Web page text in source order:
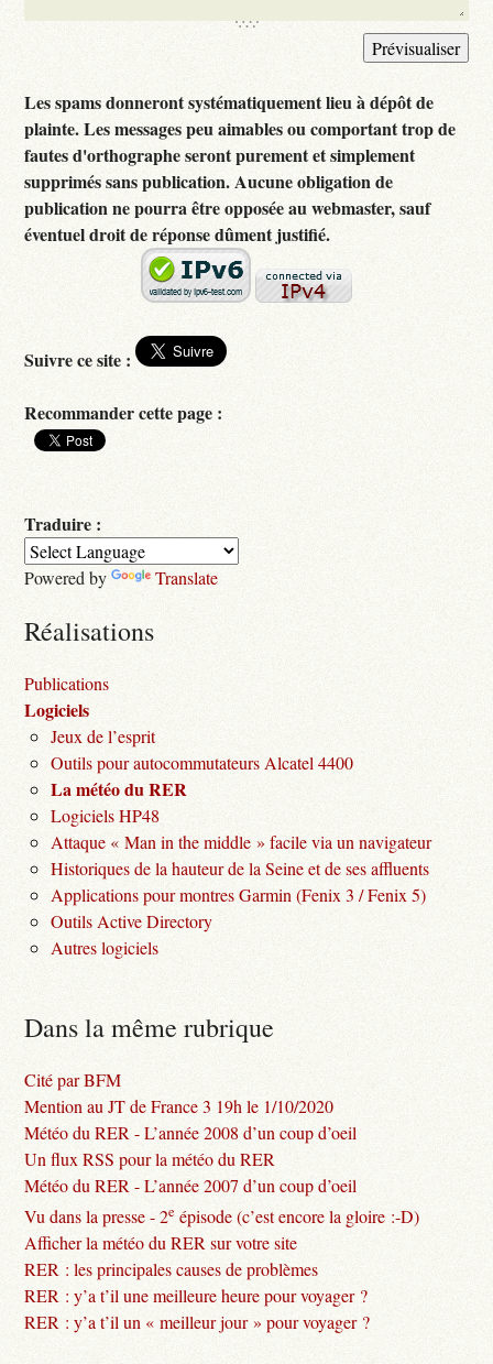
Les spams donneront systématiquement lieu à dépôt de
plainte. Les messages peu aimables ou comportant trop de
fautes d'orthographe seront purement et simplement
supprimés sans publication. Aucune obligation de
publication ne pourra être opposée au webmaster, sauf
éventuel droit de réponse dûment justifié.
Suivre ce site :
Recommander cette page :
Traduire :
Powered by Translate
Réalisations
Publications
Logiciels
Jeux de l’esprit
Outils pour autocommutateurs Alcatel 4400
La météo du RER
Logiciels HP48
Attaque « Man in the middle » facile via un navigateur
Historiques de la hauteur de la Seine et de ses affluents
Applications pour montres Garmin (Fenix 3 / Fenix 5)
Outils Active Directory
Autres logiciels
Dans la même rubrique
Cité par BFM
Mention au JT de France 3 19h le 1/10/2020
Météo du RER - L’année 2008 d’un coup d’oeil
Un flux RSS pour la météo du RER
Météo du RER - L’année 2007 d’un coup d’oeil
Vu dans la presse - 2e épisode (c’est encore la gloire :-D)
Afficher la météo du RER sur votre site
RER : les principales causes de problèmes
RER : y’a t’il une meilleure heure pour voyager ?
RER : y’a t’il un « meilleur jour » pour voyager ?